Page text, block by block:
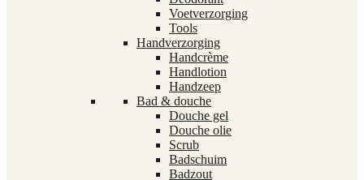
Voetverzorging
Tools
Handverzorging
Handcrème
Handlotion
Handzeep
Bad & douche
Douche gel
Douche olie
Scrub
Badschuim
Badzout